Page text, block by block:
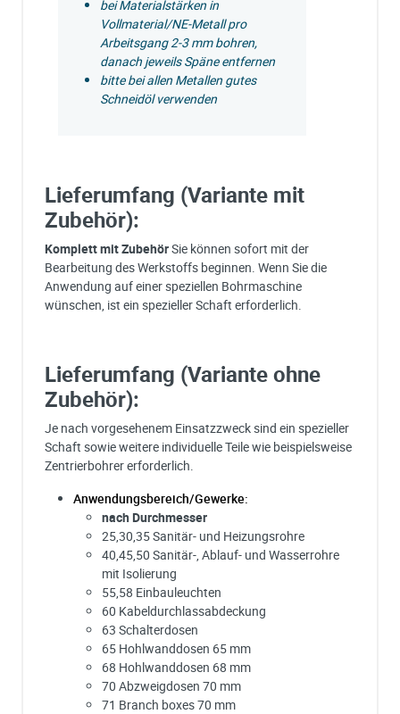
bei Materialstärken in
Vollmaterial/NE-Metall pro
Arbeitsgang 2-3 mm bohren,
danach jeweils Späne entfernen
bitte bei allen Metallen gutes
Schneidöl verwenden
Lieferumfang (Variante mit
Zubehör):
Komplett mit ZubehörSie können sofort mit der
Bearbeitung des Werkstoffs beginnen. Wenn Sie die
Anwendung auf einer speziellen Bohrmaschine
wünschen, ist ein spezieller Schaft erforderlich.
Lieferumfang (Variante ohne
Zubehör):
Je nach vorgesehenem Einsatzzweck sind ein spezieller
Schaft sowie weitere individuelle Teile wie beispielsweise
Zentrierbohrer erforderlich.
Anwendungsbereich/Gewerke:
nach Durchmesser
25,30,35 Sanitär- und Heizungsrohre
40,45,50 Sanitär-, Ablauf- und Wasserrohre
mit Isolierung
55,58 Einbauleuchten
60 Kabeldurchlassabdeckung
63 Schalterdosen
65 Hohlwanddosen 65 mm
68 Hohlwanddosen 68 mm
70 Abzweigdosen 70 mm
71 Branch boxes 70 mm